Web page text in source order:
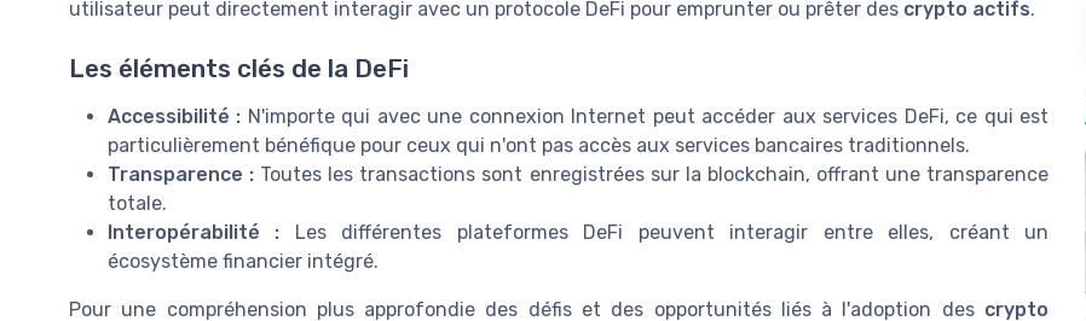
utilisateur peut directement interagir avec un protocole DeFi pour emprunter ou prêter des crypto actifs.
Les éléments clés de la DeFi
Accessibilité : N'importe qui avec une connexion Internet peut accéder aux services DeFi, ce qui est
particulièrement bénéfique pour ceux qui n'ont pas accès aux services bancaires traditionnels.
Transparence : Toutes les transactions sont enregistrées sur la blockchain, offrant une transparence
totale.
Interopérabilité : Les différentes plateformes DeFi peuvent interagir entre elles, créant un
écosystème financier intégré.
Pour une compréhension plus approfondie des défis et des opportunités liés à l'adoption des crypto